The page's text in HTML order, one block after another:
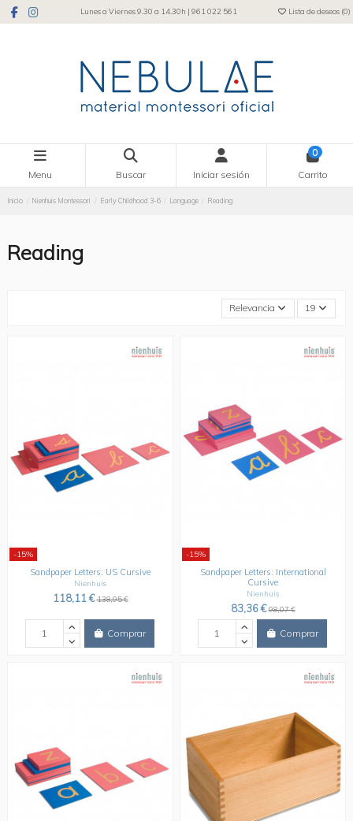
Lunes a Viernes 9.30 a 14.30h | 961 022 561 Lista de deseos (0)
Menu Buscar Iniciar sesión
0
Carrito
Inicio Nienhuis Montessori Early Childhood 3-6 Language Reading
Reading
Relevancia 19
-15%
Sandpaper Letters: US Cursive
Nienhuis
118,11 €138,95 €
Comprar
-15%
Sandpaper Letters: International
Cursive
Nienhuis
83,36 €98,07 €
Comprar